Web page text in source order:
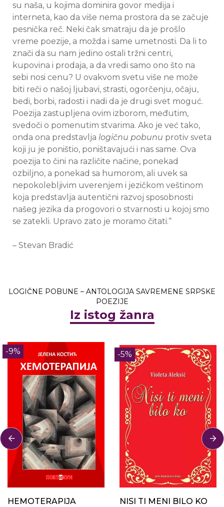
su naša, u kojima dominira govor medija i
interneta, kao da više nema prostora da se začuje
pesnička reč. Neki čak smatraju da je prošlo
vreme poezije, a možda i same umetnosti. Da li to
znači da su nam jedino ostali tržni centri,
kupovina i prodaja, a da vredi samo ono što na
sebi nosi cenu? U ovakvom svetu više ne može
biti reči o našoj ljubavi, strasti, ogorčenju, očaju,
bedi, borbi, radosti i nadi da je drugi svet moguć.
Poezija zastupljena ovim izborom, međutim,
svedoči o pomenutim stvarima. Ako je već tako,
onda ona predstavlja logičnu pobunu protiv sveta
koji ju je poništio, poništavajući i nas same. Ova
poezija to čini na različite načine, ponekad
ozbiljno, a ponekad sa humorom, ali uvek sa
nepokolebljivim uverenjem i jezičkom veštinom
koja predstavlja autentični razvoj sposobnosti
našeg jezika da progovori o stvarnosti u kojoj smo
se zatekli. Upravo zato je moramo čitati.“
– Stevan Bradić
LOGIČNE POBUNE – ANTOLOGIJA SAVREMENE SRPSKE
POEZIJE
Iz istog žanra
-9%
HEMOTERAPIJA
-5%
NISI TI MENI BILO KO